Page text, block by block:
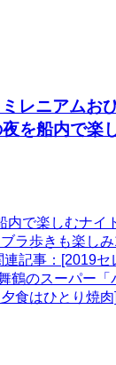
レニアムお
を船内で楽
内で楽しむナイ
ラ歩きも楽し
記事：[2019
鶴のスーパー「
食はひとり焼